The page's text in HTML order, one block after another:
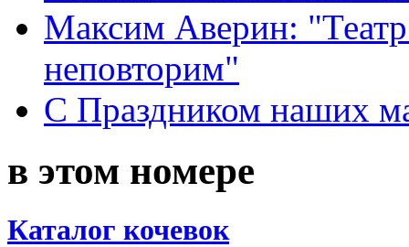
Максим Аверин:
неповторим"
С Праздником наших
в этом номере
Каталог кочевок